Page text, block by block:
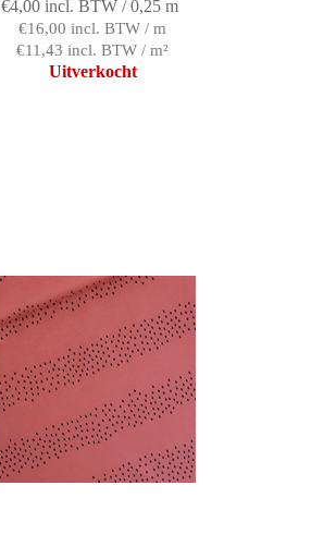
€4,00 incl. BTW / 0,25 m
€16,00 incl. BTW / m
€11,43 incl. BTW / m²
Uitverkocht